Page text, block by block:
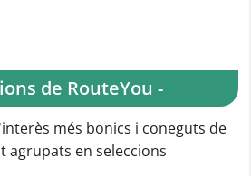
de RouteYou -
més bonics i coneguts de
agrupats en seleccions